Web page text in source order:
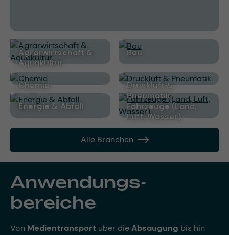
Agrarwirtschaft &
Aquakultur
Bau
Chemie
Druckluft &
Pneumatik
Energie & Abfall
Fahrzeuge (Land,
Luft, Wasser)
Alle Branchen
Anwendungs­
bereiche
Von Medientransport über dieAbsaugung bis hin